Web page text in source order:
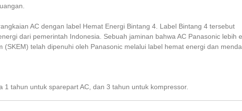
AC dengan label Hemat Energi Bintang 4. Label Bintang 4 tersebut
dari pemerintah Indonesia. Sebuah jaminan bahwa AC Panasonic lebih
telah dipenuhi oleh Panasonic melalui label hemat energi dan
tahun untuk sparepart AC, dan 3 tahun untuk kompressor.